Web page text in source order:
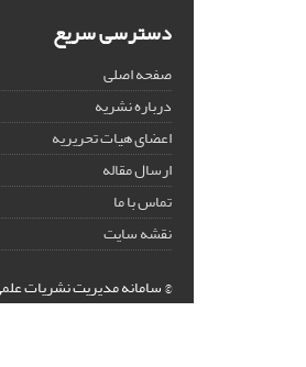
دسترسی سریع
صفحه اصلی
درباره نشریه
اعضای هیات تحریریه
ارسال مقاله
تماس با ما
نقشه سایت
© سامانه مدیریت نشریات